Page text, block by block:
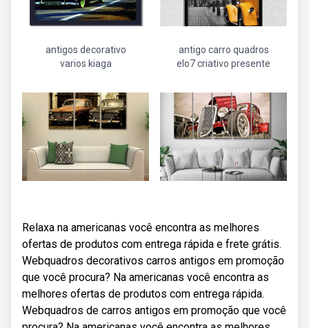
antigos decorativo
varios kiaga
antigo carro quadros
elo7 criativo presente
Relaxa na americanas você encontra as melhores
ofertas de produtos com entrega rápida e frete grátis.
Webquadros decorativos carros antigos em promoção
que você procura? Na americanas você encontra as
melhores ofertas de produtos com entrega rápida.
Webquadros de carros antigos em promoção que você